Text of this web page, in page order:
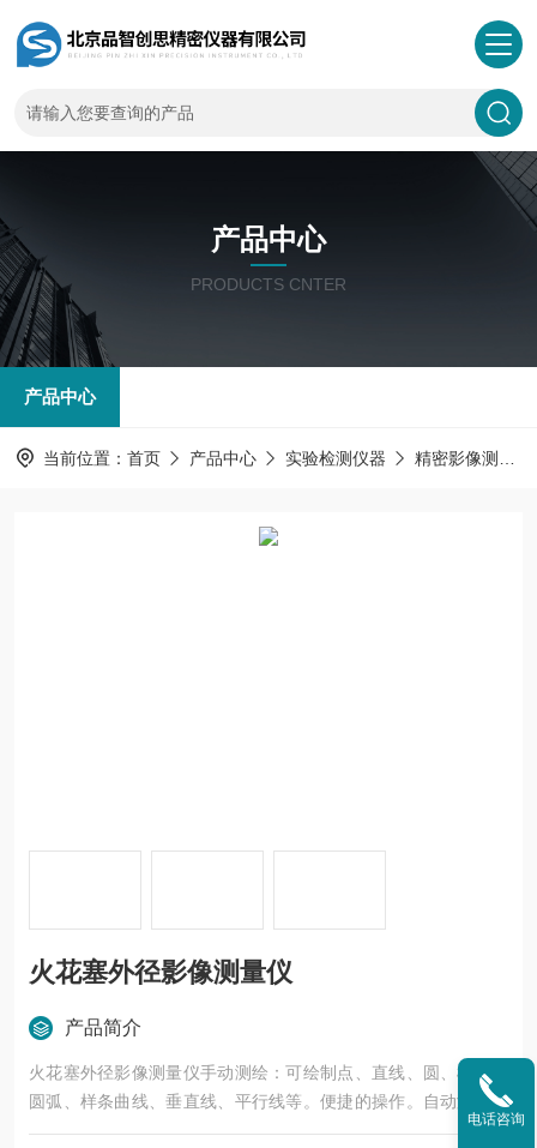
产品中心
PRODUCTS CNTER
产品中心
当前位置： 首页 产品中心 实验检测仪器 精密影像测量仪
火花塞外径影像测量仪
产品简介
火花塞外径影像测量仪手动测绘：可绘制点、直线、圆、椭圆、
圆弧、样条曲线、垂直线、平行线等。便捷的操作。自动测绘：
可自动测绘如：圆、椭圆、直线、弧等图形。具有自动寻边、自
电话咨询